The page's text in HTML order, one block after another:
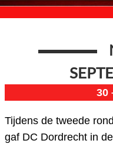
30
Tijdens de tweede
gaf DC Dordrecht in